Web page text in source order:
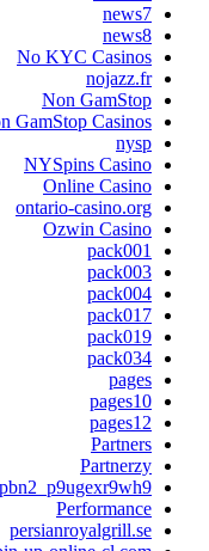
news7
news8
No KYC Casinos
nojazz.fr
Non GamStop
GamStop Casinos
nysp
NYSpins Casino
Online Casino
ontario-casino.org
Ozwin Casino
pack001
pack003
pack004
pack017
pack019
pack034
pages
pages10
pages12
Partners
Partnerzy
pbn2_p9ugexr9wh9
Performance
persianroyalgrill.se